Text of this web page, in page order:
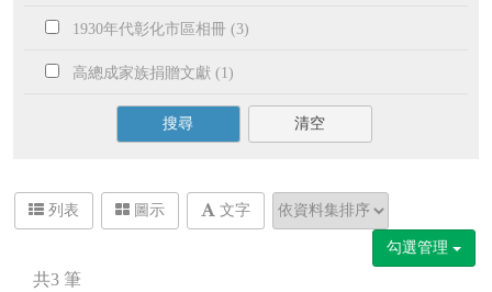
1930年代彰化市區相冊 (3)
高總成家族捐贈文獻 (1)
搜尋 清空
列表 圖示 文字
勾選管理
共3 筆